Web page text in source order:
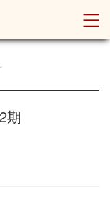
期